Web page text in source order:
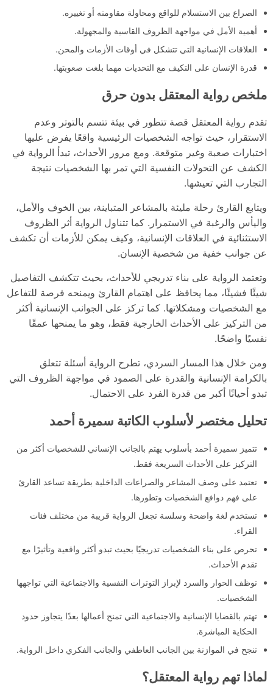
الصراع بين الاستسلام للواقع ومحاولة مقاومته أو تغييره.
أهمية الأمل في مواجهة الظروف القاسية والمجهولة.
العلاقات الإنسانية التي تتشكل في أوقات الأزمات والمحن.
قدرة الإنسان على التكيف مع التحديات مهما بلغت صعوبتها.
ملخص رواية المعتقل بدون حرق
تقدم رواية المعتقل قصة تتطور في بيئة تتسم بالتوتر وعدم
الاستقرار، حيث تواجه الشخصيات الرئيسية واقعًا يفرض عليها
اختبارات صعبة وغير متوقعة. ومع مرور الأحداث، تبدأ الرواية في
الكشف عن التحولات النفسية التي تمر بها الشخصيات نتيجة
التجارب التي تعيشها.
ويتابع القارئ رحلة مليئة بالمشاعر المتباينة، بين الخوف والأمل،
واليأس والرغبة في الاستمرار. كما تتناول الرواية أثر الظروف
الاستثنائية في العلاقات الإنسانية، وكيف يمكن للأزمات أن تكشف
عن جوانب خفية من شخصية الإنسان.
وتعتمد الرواية على بناء تدريجي للأحداث، بحيث تتكشف التفاصيل
شيئًا فشيئًا، مما يحافظ على اهتمام القارئ ويمنحه فرصة للتفاعل
مع الشخصيات ومشكلاتها. كما تركز على الجوانب الإنسانية أكثر
من التركيز على الأحداث الخارجية فقط، وهو ما يمنحها عمقًا
نفسيًا واضحًا.
ومن خلال هذا المسار السردي، تطرح الرواية أسئلة تتعلق
بالكرامة الإنسانية والقدرة على الصمود في مواجهة الظروف التي
تبدو أحيانًا أكبر من قدرة الفرد على الاحتمال.
تحليل مختصر لأسلوب الكاتبة سميرة أحمد
تتميز سميرة أحمد بأسلوب يهتم بالجانب الإنساني للشخصيات أكثر من
التركيز على الأحداث السريعة فقط.
تعتمد على وصف المشاعر والصراعات الداخلية بطريقة تساعد القارئ
على فهم دوافع الشخصيات وتطورها.
تستخدم لغة واضحة وسلسة تجعل الرواية قريبة من مختلف فئات
القراء.
تحرص على بناء الشخصيات تدريجيًا بحيث تبدو أكثر واقعية وتأثيرًا مع
تقدم الأحداث.
توظف الحوار والسرد لإبراز التوترات النفسية والاجتماعية التي تواجهها
الشخصيات.
تهتم بالقضايا الإنسانية والاجتماعية التي تمنح أعمالها بعدًا يتجاوز حدود
الحكاية المباشرة.
تنجح في الموازنة بين الجانب العاطفي والجانب الفكري داخل الرواية.
لماذا تهم رواية المعتقل؟